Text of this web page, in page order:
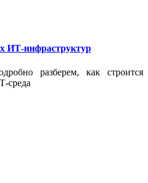
ИТ-инфраструктур
разберем, как строится
среда